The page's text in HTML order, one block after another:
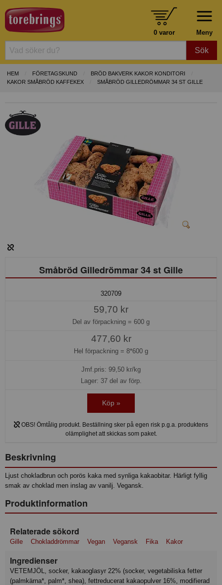
Meny
0 varor
Sök
HEM FÖRETAGSKUND
BRÖD BAKVERK KAKOR KONDITORI
KAKOR SMÅBRÖD KAFFEKEX
SMÅBRÖD GILLEDRÖMMAR 34 ST GILLE
Småbröd Gilledrömmar 34 st Gille
320709
59,70 kr
Del av förpackning = 600 g
477,60 kr
Hel förpackning = 8*600 g
Jmf.pris: 99,50 kr/kg
Lager: 37 del av förp.
Köp »
OBS! Ömtålig produkt. Beställning sker på egen risk p.g.a. produktens
olämplighet att skickas som paket.
Beskrivning
Ljust chokladbrun och porös kaka med synliga kakaobitar. Härligt fyllig
smak av choklad men inslag av vanilj. Vegansk.
Produktinformation
Relaterade sökord
Gille Chokladdrömmar Vegan Vegansk Fika Kakor
Ingredienser
VETEMJÖL, socker, kakaoglasyr 22% (socker, vegetabiliska fetter
(palmkärna*, palm*, shea), fettreducerat kakaopulver 16%, modifierad